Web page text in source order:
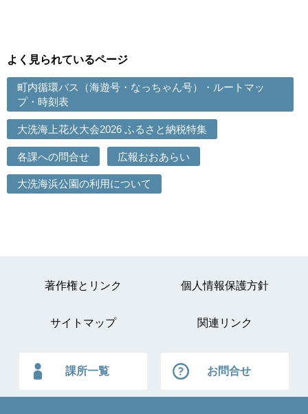
よく見られているページ
町内循環バス（海遊号・なっちゃん号）・ルートマッ
プ・時刻表
大洗海上花火大会2026 ふるさと納税特集
各課への問合せ 広報おおあらい
大洗海浜公園の利用について
著作権とリンク 個人情報保護方針
サイトマップ 関連リンク
課所一覧 お問合せ